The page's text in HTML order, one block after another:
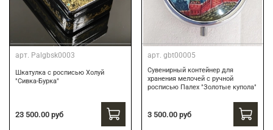
арт. Palgbsk0003
Шкатулка с росписью Холуй
"Сивка-Бурка"
23 500.00 руб
арт. gbt00005
Сувенирный контейнер для
хранения мелочей с ручной
росписью Палех "Золотые купола"
3 500.00 руб